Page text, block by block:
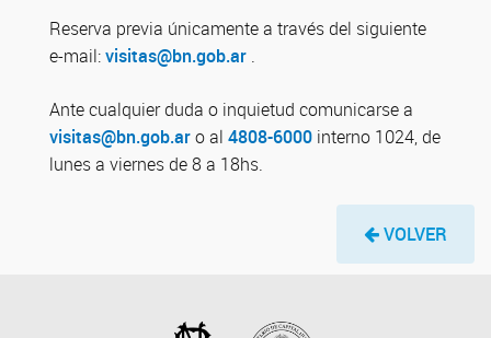
Reserva previa únicamente a través del siguiente
e-mail:visitas@bn.gob.ar .
Ante cualquier duda o inquietud comunicarse a
visitas@bn.gob.aro al 4808-6000 interno 1024, de
lunes a viernes de 8 a 18hs.
VOLVER